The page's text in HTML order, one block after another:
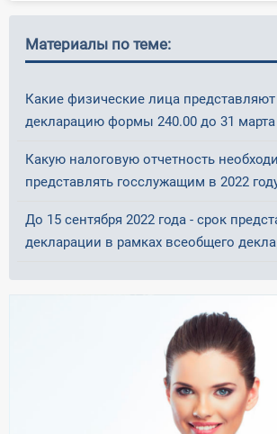
Материалы по теме:
Какие физические лица
декларацию формы 240.00 до 31 марта
Какую налоговую отчетность
представлять госслужащим в 2022
До 15 сентября 2022 года - срок
декларации в рамках всеобщего